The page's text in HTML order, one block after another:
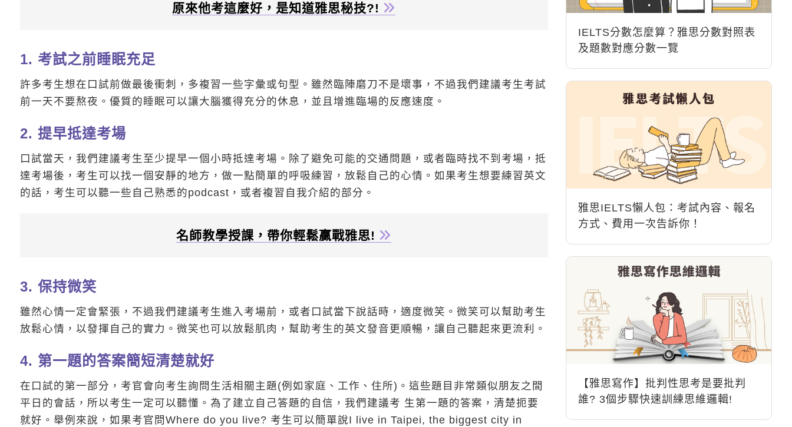
原來他考這麼好，是知道雅思秘技?!
1. 考試之前睡眠充足
許多考生想在口試前做最後衝刺，多複習一些字彙或句型。雖然臨陣磨刀不是壞事，不過我們建議考生考試
前一天不要熬夜。優質的睡眠可以讓大腦獲得充分的休息，並且增進臨場的反應速度。
2. 提早抵達考場
口試當天，我們建議考生至少提早一個小時抵達考場。除了避免可能的交通問題，或者臨時找不到考場，抵
達考場後，考生可以找一個安靜的地方，做一點簡單的呼吸練習，放鬆自己的心情。如果考生想要練習英文
的話，考生可以聽一些自己熟悉的podcast，或者複習自我介紹的部分。
名師教學授課，帶你輕鬆贏戰雅思!
3. 保持微笑
雖然心情一定會緊張，不過我們建議考生進入考場前，或者口試當下說話時，適度微笑。微笑可以幫助考生
放鬆心情，以發揮自己的實力。微笑也可以放鬆肌肉，幫助考生的英文發音更順暢，讓自己聽起來更流利。
4. 第一題的答案簡短清楚就好
在口試的第一部分，考官會向考生詢問生活相關主題(例如家庭、工作、住所)。這些題目非常類似朋友之間
平日的會話，所以考生一定可以聽懂。為了建立自己答題的自信，我們建議考 生第一題的答案，清楚扼要
就好。舉例來說，如果考官問Where do you live? 考生可以簡單說I live in Taipei, the biggest city in
IELTS分數怎麼算？雅思分數對照表
及題數對應分數一覽
雅思IELTS懶人包：考試內容、報名
方式、費用一次告訴你！
【雅思寫作】批判性思考是要批判
誰? 3個步驟快速訓練思維邏輯!